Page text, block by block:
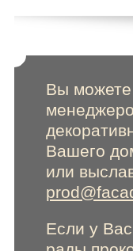
Вы можете
Вашего
или
Если у